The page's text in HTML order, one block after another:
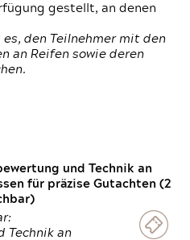
gestellt, an denen
den Teilnehmer mit den
an Reifen sowie deren
und Technik an
für präzise Gutachten (2
Technik an